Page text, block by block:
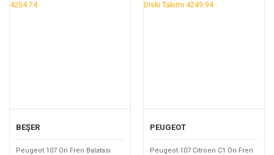
BEŞER
Peugeot 107 Ön Fren Balatası
PEUGEOT
Peugeot 107 Cıtroen C1 Ön Fren